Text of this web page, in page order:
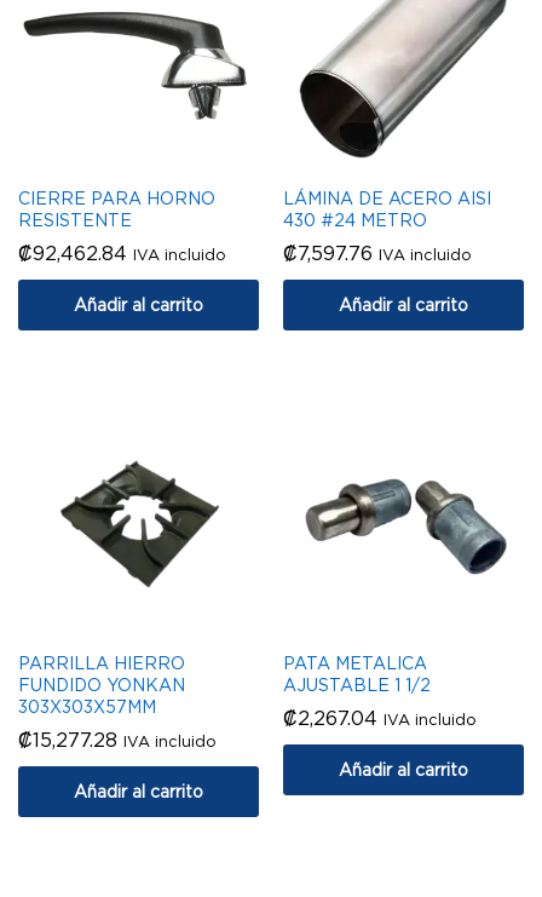
CIERRE PARA HORNO
RESISTENTE
₡92,462.84 IVA incluido
Añadir al carrito
LÁMINA DE ACERO AISI
430 #24 METRO
₡7,597.76 IVA incluido
Añadir al carrito
PARRILLA HIERRO
FUNDIDO YONKAN
303X303X57MM
₡15,277.28 IVA incluido
Añadir al carrito
PATA METALICA
AJUSTABLE 1 1/2
₡2,267.04 IVA incluido
Añadir al carrito